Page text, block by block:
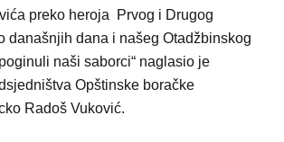
preko heroja Prvog i Drugog
današnjih dana i našeg Otadžbinskog
naši saborci“ naglasio je
Opštinske boračke
Radoš Vuković.